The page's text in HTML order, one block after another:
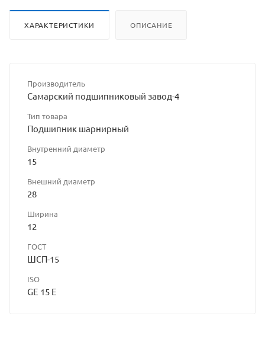
ХАРАКТЕРИСТИКИ ОПИСАНИЕ
Производитель
Самарский подшипниковый завод-4
Тип товара
Подшипник шарнирный
Внутренний диаметр
15
Внешний диаметр
28
Ширина
12
ГОСТ
ШСП-15
ISO
GE 15 E